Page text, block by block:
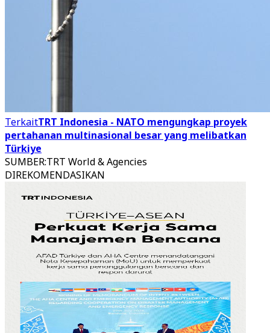
TerkaitTRT Indonesia - NATO mengungkap proyek
pertahanan multinasional besar yang melibatkan
Türkiye
SUMBER:TRT World & Agencies
DIREKOMENDASIKAN